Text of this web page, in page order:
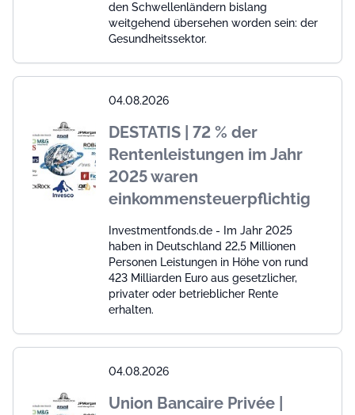
den Schwellenländern bislang
weitgehend übersehen worden sein: der
Gesundheitssektor.
04.08.2026
DESTATIS | 72 % der
Rentenleistungen im Jahr
2025 waren
einkommensteuerpflichtig
Investmentfonds.de - Im Jahr 2025
haben in Deutschland 22,5 Millionen
Personen Leistungen in Höhe von rund
423 Milliarden Euro aus gesetzlicher,
privater oder betrieblicher Rente
erhalten.
04.08.2026
Union Bancaire Privée |